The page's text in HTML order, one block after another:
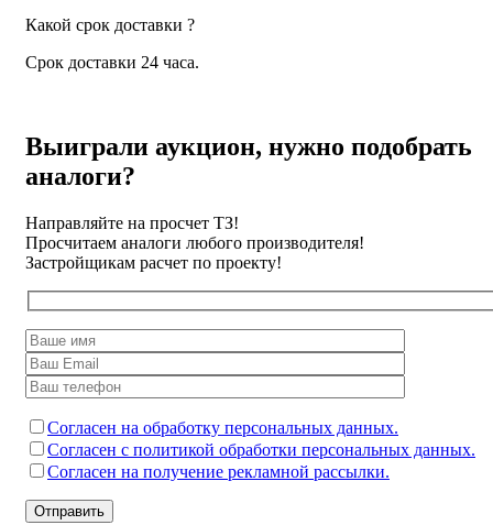
Какой срок доставки ?
Срок доставки 24 часа.
Выиграли аукцион, нужно подобрать
аналоги?
Направляйте на просчет ТЗ!
Просчитаем аналоги любого производителя!
Застройщикам расчет по проекту!
Согласен на обработку персональных данных.
Согласен с политикой обработки персональных данных.
Согласен на получение рекламной рассылки.
Отправить